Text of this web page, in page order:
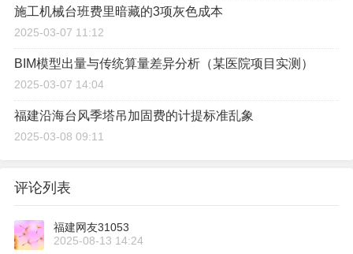
施工机械台班费里暗藏的3项灰色成本
2025-03-07 11:12
BIM模型出量与传统算量差异分析（某医院项目实测）
2025-03-07 14:04
福建沿海台风季塔吊加固费的计提标准乱象
2025-03-08 09:11
评论列表
福建网友31053
2025-08-13 14:24